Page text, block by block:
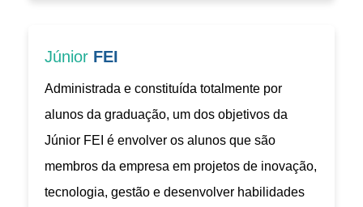
Júnior FEI
Administrada e constituída totalmente por
alunos da graduação, um dos objetivos da
Júnior FEI é envolver os alunos que são
membros da empresa em projetos de inovação,
tecnologia, gestão e desenvolver habilidades